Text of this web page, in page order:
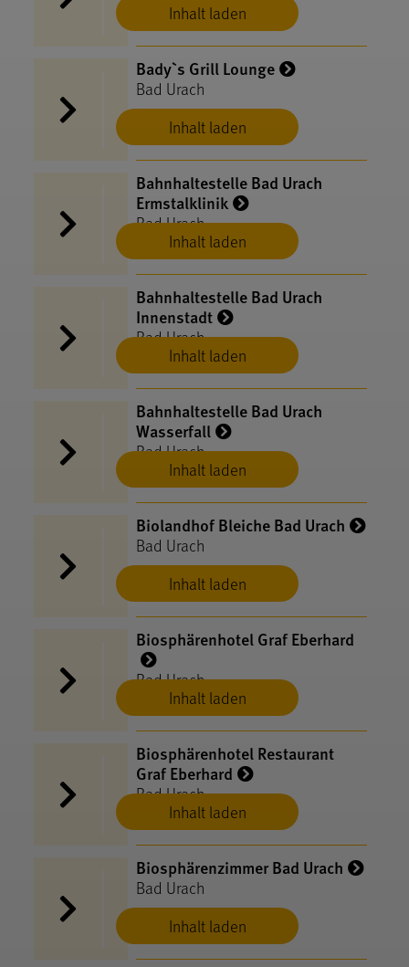
Inhalt laden
Inhalt laden
Bady`s Grill Lounge
Bad Urach
Inhalt laden
Bahnhaltestelle Bad Urach
Ermstalklinik
Bad Urach
Inhalt laden
Bahnhaltestelle Bad Urach
Innenstadt
Bad Urach
Inhalt laden
Bahnhaltestelle Bad Urach
Wasserfall
Bad Urach
Inhalt laden
Biolandhof Bleiche Bad Urach
Bad Urach
Inhalt laden
Biosphärenhotel Graf Eberhard
Bad Urach
Inhalt laden
Biosphärenhotel Restaurant
Graf Eberhard
Bad Urach
Inhalt laden
Biosphärenzimmer Bad Urach
Bad Urach